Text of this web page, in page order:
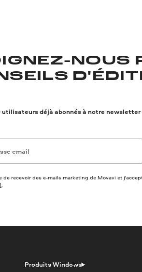
NOUS
utilisateurs déjà abonnés à notre newsletter
de recevoir des e-mails marketing de Movavi et
.
Produits Windows